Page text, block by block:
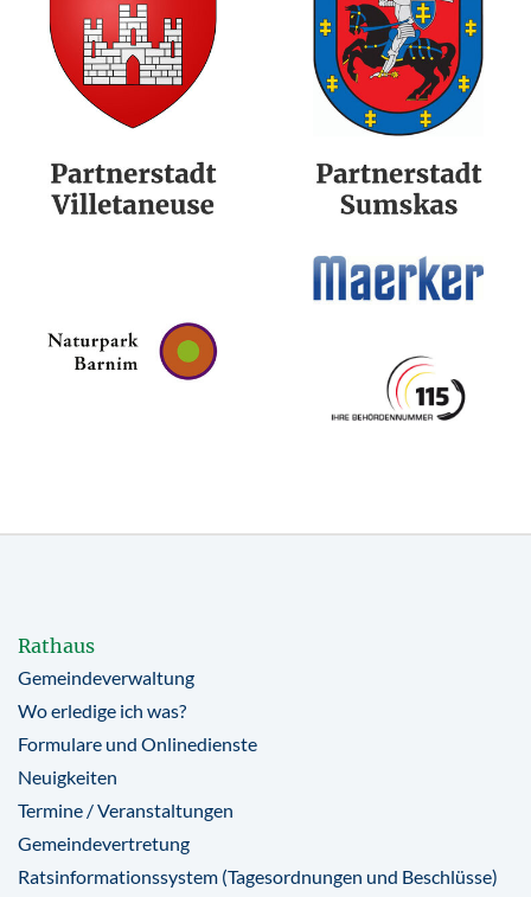
Rathaus
Gemeindeverwaltung
Wo erledige ich was?
Formulare und Onlinedienste
Neuigkeiten
Termine / Veranstaltungen
Gemeindevertretung
Ratsinformationssystem (Tagesordnungen und Beschlüsse)